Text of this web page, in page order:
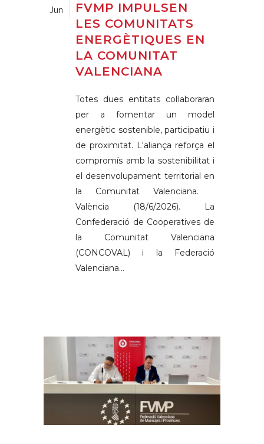
Jun
FVMP IMPULSEN
LES COMUNITATS
ENERGÈTIQUES EN
LA COMUNITAT
VALENCIANA
Totes dues entitats col·laboraran
per a fomentar un model
energètic sostenible, participatiu i
de proximitat. L'aliança reforça el
compromís amb la sostenibilitat i
el desenvolupament territorial en
la Comunitat Valenciana.
València (18/6/2026). La
Confederació de Cooperatives de
la Comunitat Valenciana
(CONCOVAL) i la Federació
Valenciana...